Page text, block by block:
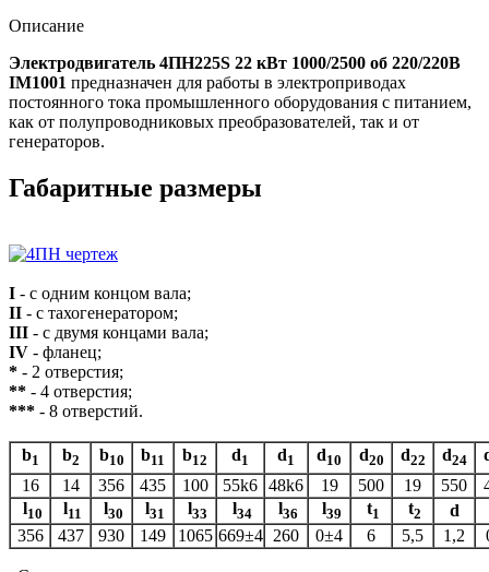
Описание
Электродвигатель 4ПН225S 22 кВт 1000/2500 об 220/220В
IM1001 предназначен для работы в электроприводах
постоянного тока промышленного оборудования с питанием,
как от полупроводниковых преобразователей, так и от
генераторов.
Габаритные размеры
I - с одним концом вала;
II - с тахогенератором;
III - с двумя концами вала;
IV - фланец;
* - 2 отверстия;
** - 4 отверстия;
*** - 8 отверстий.
b1 b2 b10 b11 b12 d1 d1 d10 d20 d22 d24
16
14 356 435 100 55k6 48k6 19 500 19 550
l10 l11 l30 l31 l33 l34 l36 l39 t1 t2
d
356
437 930 149 1065 669±4 260 0±4 6 5,5 1,2